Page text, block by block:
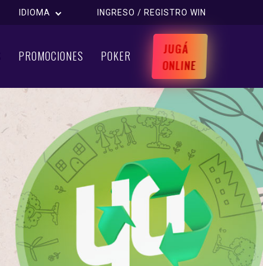
IDIOMA INGRESO / REGISTRO WIN
PROMOCIONES POKER
JUGÁ
ONLINE